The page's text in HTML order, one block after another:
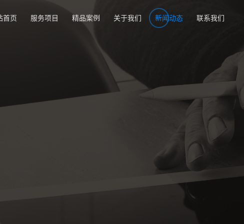
首页 服务项目 精品案例 关于我们 新闻动态 联系我们